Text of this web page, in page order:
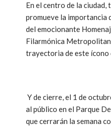
En el centro de la ciudad,
promueve la importancia
del emocionante
Filarmónica
trayectoria de este ícono
Y de cierre, el 1 de
al público en el Parque
que cerrarán la semana